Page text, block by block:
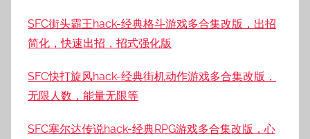
SFC街头霸王hack-经典格斗游戏多合集改版，出招
简化，快速出招，招式强化版
SFC快打旋风hack-经典街机动作游戏多合集改版，
无限人数，能量无限等
SFC塞尔达传说hack-经典RPG游戏多合集改版，心